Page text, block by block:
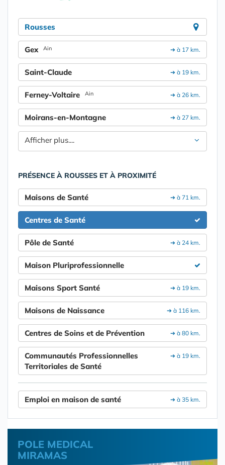
Rousses
➔ à 17 km.
Gex Ain
➔ à 19 km.
Saint-Claude
➔ à 26 km.
Ferney-Voltaire Ain
➔ à 27 km.
Moirans-en-Montagne
Afficher plus....
PRÉSENCE À ROUSSES ET À PROXIMITÉ
➔ à 71 km.
Maisons de Santé
Centres de Santé
➔ à 24 km.
Pôle de Santé
Maison Pluriprofessionnelle
➔ à 19 km.
Maisons Sport Santé
➔ à 116 km.
Maisons de Naissance
➔ à 80 km.
Centres de Soins et de Prévention
➔ à 19 km.
Communautés Professionnelles
Territoriales de Santé
➔ à 35 km.
Emploi en maison de santé
POLE MEDICAL
MIRAMAS